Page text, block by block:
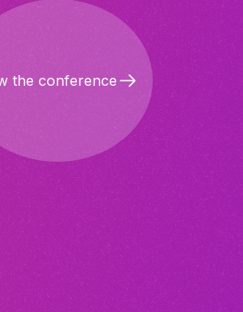
the conference